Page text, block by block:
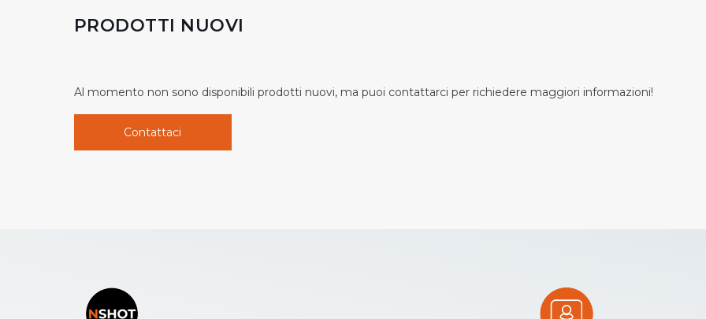
PRODOTTI NUOVI
Al momento non sono disponibili prodotti nuovi, ma puoi contattarci per richiedere maggiori informazioni!
Contattaci